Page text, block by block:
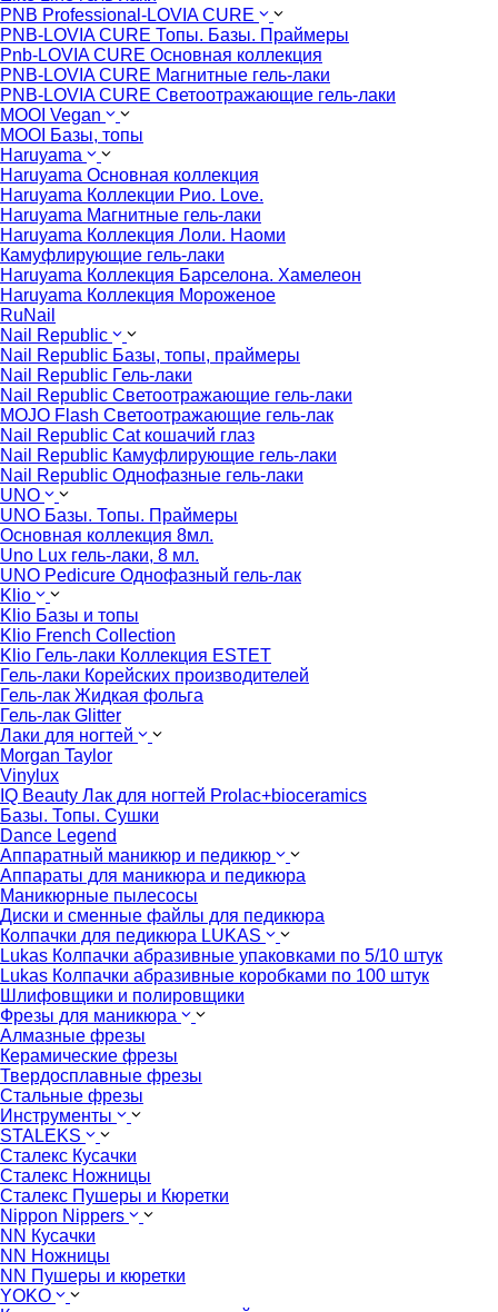
PNB Professional-LOVIA CURE
PNB-LOVIA CURE Топы. Базы. Праймеры
Pnb-LOVIA CURE Основная коллекция
PNB-LOVIA CURE Магнитные гель-лаки
PNB-LOVIA CURE Cветоотражающие гель-лаки
MOOI Vegan
MOOI Базы, топы
Haruyama
Haruyama Основная коллекция
Haruyama Коллекции Рио. Love.
Haruyama Магнитные гель-лаки
Haruyama Коллекция Лоли. Наоми
Камуфлирующие гель-лаки
Haruyama Коллекция Барселона. Хамелеон
Haruyama Коллекция Мороженое
RuNail
Nail Republic
Nail Republic Базы, топы, праймеры
Nail Republic Гель-лаки
Nail Republic Светоотражающие гель-лаки
MOJO Flash Светоотражающие гель-лак
Nail Republic Cat кошачий глаз
Nail Republic Камуфлирующие гель-лаки
Nail Republic Однофазные гель-лаки
UNO
UNO Базы. Топы. Праймеры
Основная коллекция 8мл.
Uno Lux гель-лаки, 8 мл.
UNO Pedicure Однофазный гель-лак
Klio
Klio Базы и топы
Klio French Collection
Klio Гель-лаки Коллекция ESTET
Гель-лаки Корейских производителей
Гель-лак Жидкая фольга
Гель-лак Glitter
Лаки для ногтей
Morgan Taylor
Vinylux
IQ Beauty Лак для ногтей Prolac+bioceramics
Базы. Топы. Сушки
Dance Legend
Аппаратный маникюр и педикюр
Аппараты для маникюра и педикюра
Маникюрные пылесосы
Диски и сменные файлы для педикюра
Колпачки для педикюра LUKAS
Lukas Колпачки абразивные упаковками по 5/10 штук
Lukas Колпачки абразивные коробками по 100 штук
Шлифовщики и полировщики
Фрезы для маникюра
Алмазные фрезы
Керамические фрезы
Твердосплавные фрезы
Стальные фрезы
Инструменты
STALEKS
Сталекс Кусачки
Сталекс Ножницы
Сталекс Пушеры и Кюретки
Nippon Nippers
NN Кусачки
NN Ножницы
NN Пушеры и кюретки
YOKO